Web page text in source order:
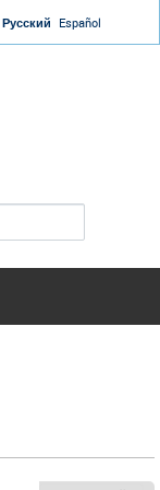
Русский Español